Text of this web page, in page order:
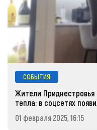
СОБЫТИЯ
Жители
тепла: в соцсетях
01 февраля 2025, 16:15